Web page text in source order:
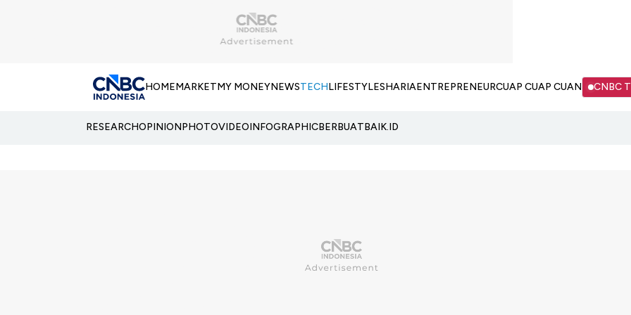
HOMEMARKETMY MONEYNEWSTECHLIFESTYLESHARIAENTREPRENEURCUAP CUAP CUAN CNBC
RESEARCHOPINIONPHOTOVIDEOINFOGRAPHICBERBUATBAIK.ID